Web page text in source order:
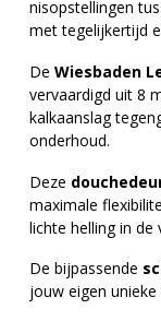
nisopstellingen
met tegelijkertijd
De Wiesbaden
vervaardigd uit 8
kalkaanslag
onderhoud.
Deze
maximale
lichte helling in de
De bijpassende
jouw eigen unieke